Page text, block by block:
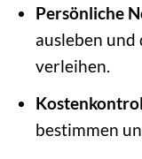
Persönliche
ausleben
verleihen.
bestimmen